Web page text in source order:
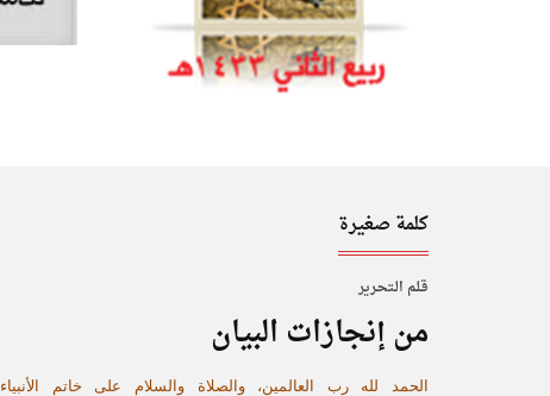
كلمة صغيرة
قـلـم الـتحـرير
من إنجازات البيان
الحمد لله رب العالمين، والصلاة والسلام على خاتم الأنبياء